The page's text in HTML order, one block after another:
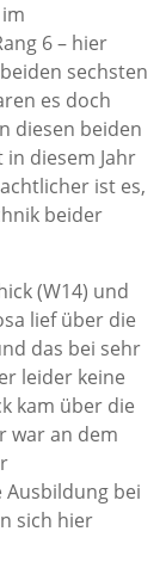
6– hier
sechsten
es doch
diesen beiden
in diesem Jahr
ist es,
beider
(W14) und
lief über die
das bei sehr
leider keine
kam über die
war an dem
bei
sich hier